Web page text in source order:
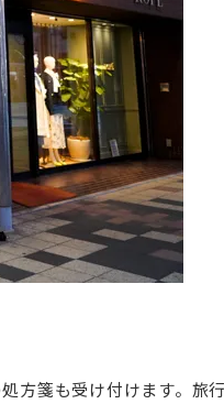
方箋も受け付けます。旅